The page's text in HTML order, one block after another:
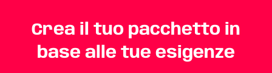
Crea il tuo pacchetto in
base alle tue esigenze